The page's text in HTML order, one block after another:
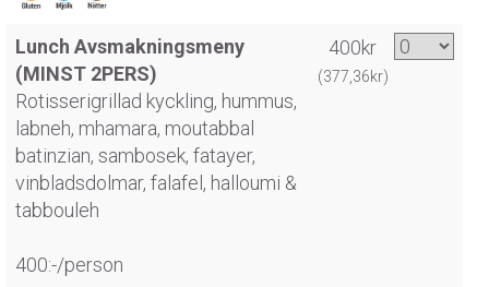
Lunch Avsmakningsmeny
(MINST 2PERS)
Rotisserigrillad kyckling, hummus,
labneh, mhamara, moutabbal
batinzian, sambosek, fatayer,
vinbladsdolmar, falafel, halloumi &
tabbouleh
400:-/person
400kr
(377,36kr)